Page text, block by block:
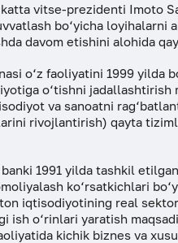
katta vitse-prezidenti Imoto
bo‘yicha loyihalarni
davom etishini alohida
o‘z faoliyatini 1999 yilda
o‘tishni
va sanoatni
rivojlantirish) qayta
1991 yilda tashkil
ko‘rsatkichlari
iqtisodiyotining real
ish o‘rinlari yaratish
kichik biznes va